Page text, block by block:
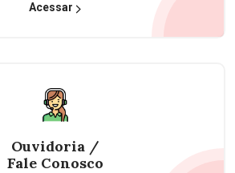
Acessar
Ouvidoria /
Fale Conosco